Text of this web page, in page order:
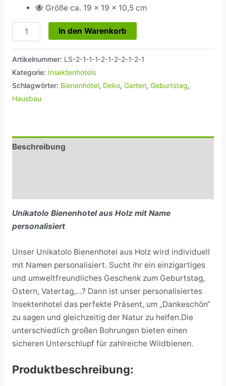
🐝 Größe ca. 19 x 19 x 10,5 cm
In den Warenkorb
Artikelnummer: LS-2-1-1-1-2-1-2-2-1-2-1
Kategorie: Insektenhotels
Schlagwörter: Bienenhotel, Deko, Garten, Geburtstag,
Hausbau
Beschreibung
Unikatolo Bienenhotel aus Holz mit Name
personalisiert
Unser Unikatolo Bienenhotel aus Holz wird individuell
mit Namen personalisiert. Sucht ihr ein einzigartiges
und umweltfreundliches Geschenk zum Geburtstag,
Ostern, Vatertag,…? Dann ist unser personalisiertes
Insektenhotel das perfekte Präsent, um „Dankeschön“
zu sagen und gleichzeitig der Natur zu helfen.Die
unterschiedlich großen Bohrungen bieten einen
sicheren Unterschlupf für zahlreiche Wildbienen.
Produktbeschreibung: